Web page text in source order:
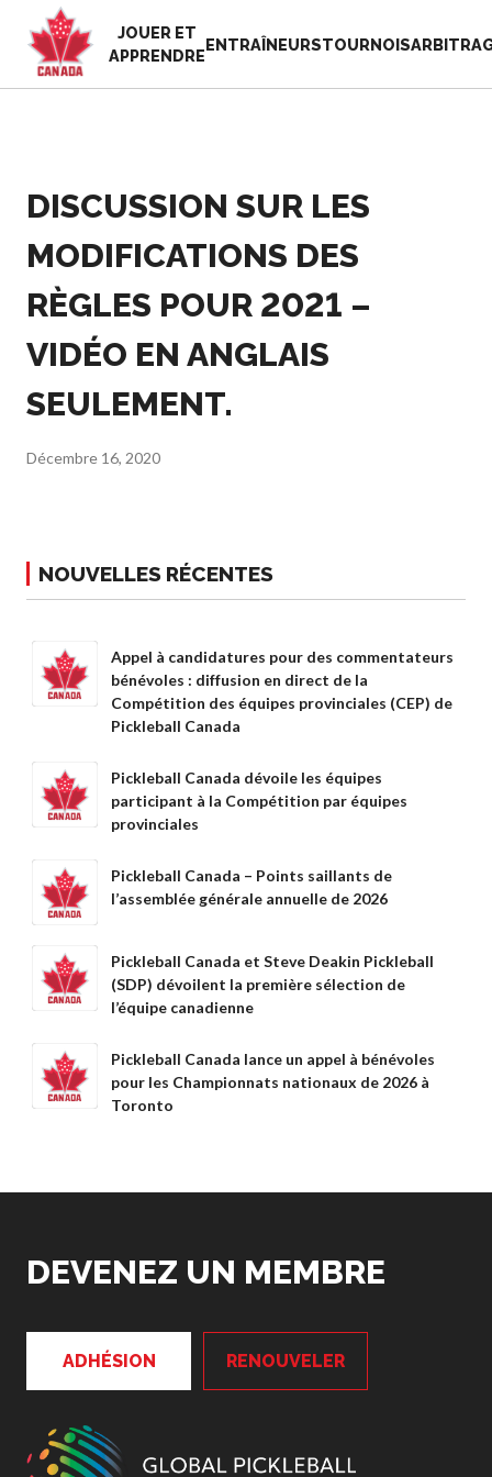
EN
FR
chose?
Histoire de Pickleball
Canada
alignements
organisationnels
Associations
Assemblées
générales annuelles
Règlements et
Politiques
Journée nationale du
PC Scoop
Contact
Nationaux
Règles de base
Para/Fauteuil Roulant
Pickleball
Développement à
pickleball
Programme de
formation des
Accueil
reconnaissance
2025
Nouvelles
Boutique
JOUER ET
APPRENDRE
ENTRAÎNEURSTOURNOIS
DISCUSSION SUR LES
MODIFICATIONS DES
RÈGLES POUR 2021 –
VIDÉO EN ANGLAIS
SEULEMENT.
Décembre 16, 2020
NOUVELLES RÉCENTES
Appel à candidatures pour des commentateurs
bénévoles : diffusion en direct de la
Compétition des équipes provinciales (CEP) de
Pickleball Canada
Pickleball Canada dévoile les équipes
participant à la Compétition par équipes
provinciales
Pickleball Canada – Points saillants de
l’assemblée générale annuelle de 2026
Pickleball Canada et Steve Deakin Pickleball
(SDP) dévoilent la première sélection de
l’équipe canadienne
Pickleball Canada lance un appel à bénévoles
pour les Championnats nationaux de 2026 à
Toronto
DEVENEZ UN MEMBRE
ADHÉSION RENOUVELER